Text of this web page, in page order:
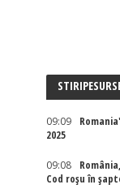
09:09
2025
09:08
Cod roșu în